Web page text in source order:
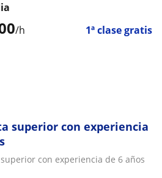
/h 1ª clase gratis
superior con experiencia
con experiencia de 6 años